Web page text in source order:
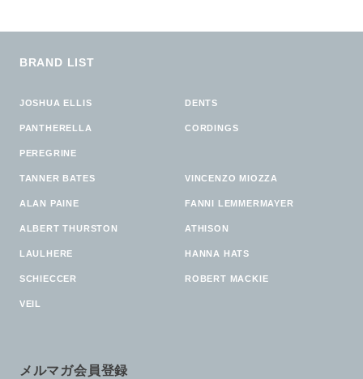
BRAND LIST
JOSHUA ELLIS DENTS
PANTHERELLA CORDINGS
PEREGRINE
TANNER BATES VINCENZO MIOZZA
ALAN PAINE FANNI LEMMERMAYER
ALBERT THURSTON ATHISON
LAULHERE HANNA HATS
SCHIECCER ROBERT MACKIE
VEIL
メルマガ会員登録